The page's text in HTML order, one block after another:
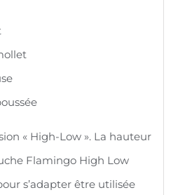
« High-Low ». La hauteur
Flamingo High Low
s’adapter être utilisée